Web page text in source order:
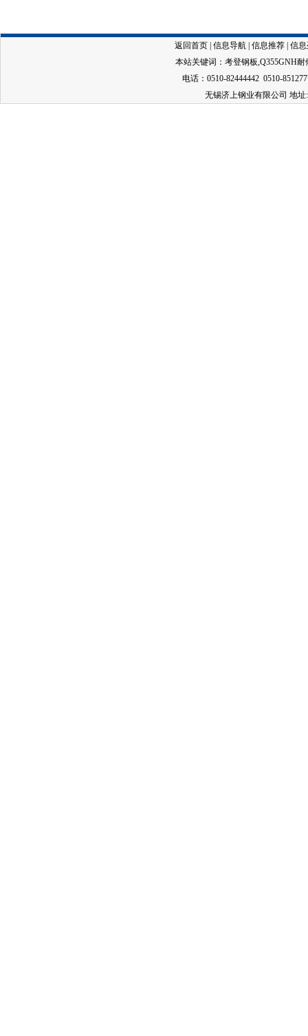
返回首页 信息导航 信息推荐 信
本站关键词： 考登钢板,Q355GNH耐
电话：0510-82444442 0510-
无锡济上钢业有限公司 地